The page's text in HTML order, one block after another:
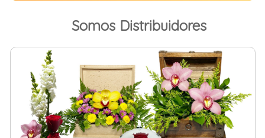
Somos Distribuidores